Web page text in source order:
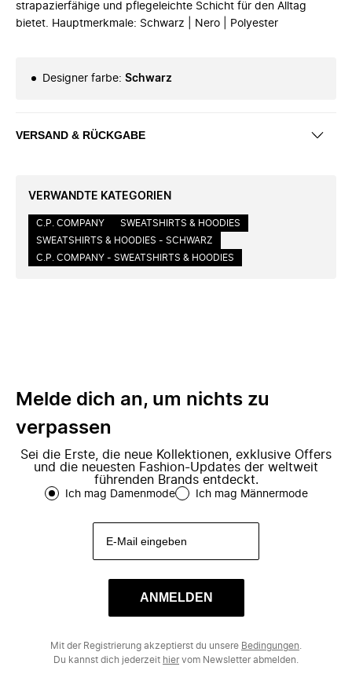
strapazierfähige und pflegeleichte Schicht für den Alltag
bietet. Hauptmerkmale: Schwarz | Nero | Polyester
Designer farbe: Schwarz
VERSAND & RÜCKGABE
VERWANDTE KATEGORIEN
C.P. COMPANY
SWEATSHIRTS & HOODIES
SWEATSHIRTS & HOODIES - SCHWARZ
C.P. COMPANY - SWEATSHIRTS & HOODIES
Melde dich an, um nichts zu
verpassen
Sei die Erste, die neue Kollektionen, exklusive Offers
und die neuesten Fashion-Updates der weltweit
führenden Brands entdeckt.
Ich mag Damenmode Ich mag Männermode
ANMELDEN
Mit der Registrierung akzeptierst du unsere Bedingungen
Du kannst dich jederzeit hiervom Newsletter abmelden.